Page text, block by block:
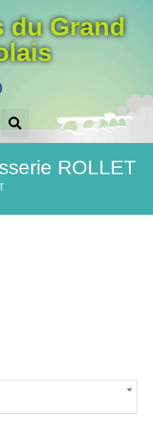
du Grand
ROLLET